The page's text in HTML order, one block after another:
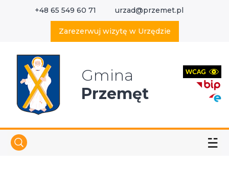
+48 65 549 60 71 urzad@przemet.pl
Zarezerwuj wizytę w Urzędzie
Gmina
Przemęt
☱
Wyszukaj w serwisie